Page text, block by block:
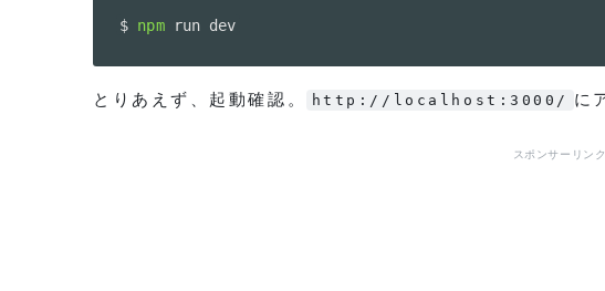
$ npm run dev
とりあえず、起動確認。 http://localhost:3000/ に
スポンサーリンク